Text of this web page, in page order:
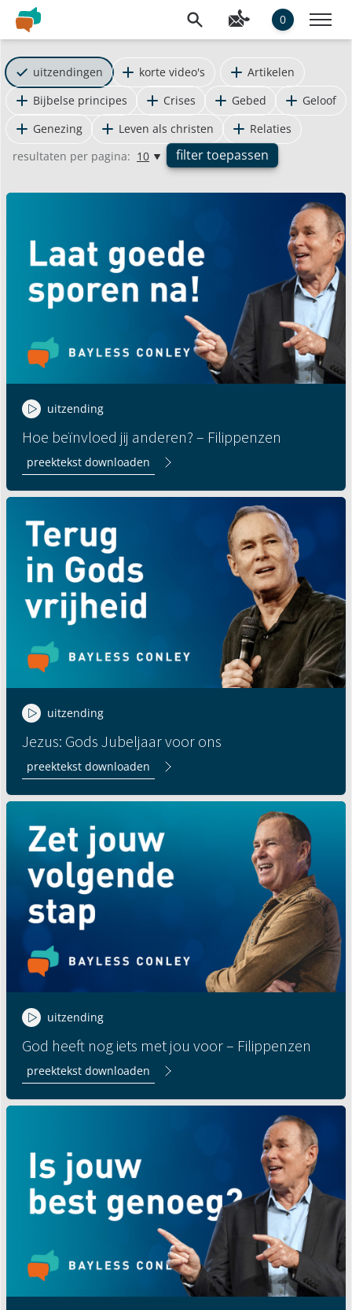
0
uitzendingen korte video's
Artikelen
Bijbelse principes
Crises Gebed
Geloof
Genezing
Leven als christen
Relaties
resultaten per pagina: 10 filter toepassen
uitzending
Hoe beïnvloed jij anderen? – Filippenzen
preektekst downloaden
uitzending
Jezus: Gods Jubeljaar voor ons
preektekst downloaden
uitzending
God heeft nog iets met jou voor – Filippenzen
preektekst downloaden